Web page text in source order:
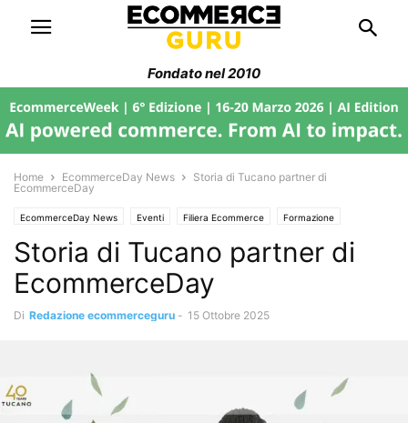
Fondato nel 2010
Home EcommerceDay News
Storia di Tucano partner di
EcommerceDay
EcommerceDay News Eventi Filiera Ecommerce Formazione
management News Trend di Mercato Web Marketing
Storia di Tucano partner di
EcommerceDay
Di Redazione ecommerceguru - 15 Ottobre 2025